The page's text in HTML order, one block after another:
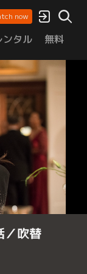
now
ンタル 無料
／吹替